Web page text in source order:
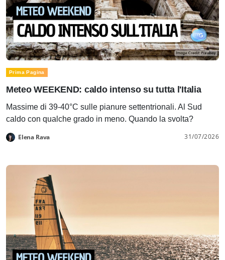
Prima Pagina
Meteo WEEKEND: caldo intenso su tutta l'Italia
Massime di 39-40°C sulle pianure settentrionali. Al Sud
caldo con qualche grado in meno. Quando la svolta?
Elena Rava 31/07/2026